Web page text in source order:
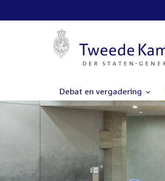
Debat en vergadering